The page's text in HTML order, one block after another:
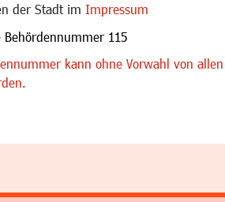
der Stadt im Impressum
Behördennummer 115
kann ohne Vorwahl von